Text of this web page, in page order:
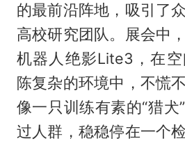
的最前沿阵地，吸引了
高校研究团队。展会中
机器人绝影Lite3，在
陈复杂的环境中，不慌
像一只训练有素的“猎犬
过人群，稳稳停在一个